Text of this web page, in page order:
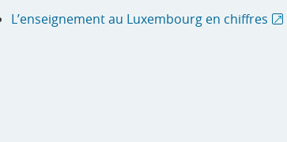
L’enseignement au Luxembourg en chiffres